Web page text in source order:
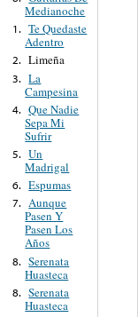
Medianoche
1. Te Quedaste
Adentro
2. Limeña
3. La
Campesina
4. Que Nadie
Sepa Mi
Sufrir
5. Un
Madrigal
6. Espumas
7. Aunque
Pasen Y
Pasen Los
Años
8. Serenata
Huasteca
8. Serenata
Huasteca